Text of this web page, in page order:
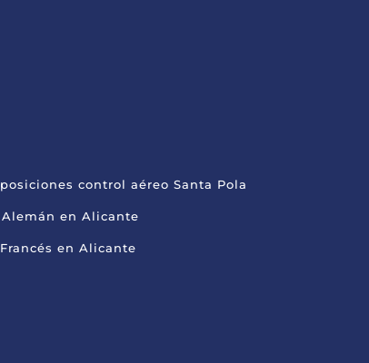
control aéreo Santa Pola
Alemán en Alicante
Francés en Alicante